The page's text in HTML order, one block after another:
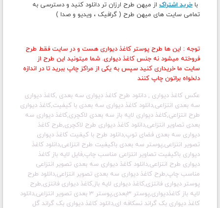
با خرید اشتراک از میهن طرح ارزان تر دانلود کنید و دسترسی به
تمامی سایت های میهن طرح ( گرافیک ، ویدیو و صدا )
توجه : این ها طرح پوستر کاغذ دیواری هست و در سایت فقط طرح
فروخته میشود نه جنس کاغذ دیواری. شما میتونید این طرح از
سایت ما خریداری کنید سپس به یکی از مراکز چاپ ببرید تا در اندازه
دلخواه براتون چاپ کنند
عکس کاغذ دیواری , دانلود طرح کاغذ دیواری سه بعدی ,کاغذ دیواری
سه بعدی انتزاعی,دانلود کاغذ دیواری سه بعدی با کیفیت,کاغذ دیواری
طرح انتزاعی,کاغذ دیواری لایه باز سه بعدی لاکچری,کاغذ دیواری سه
بعدی تصاویر انتزاعی,دانلود کاغذ دیواری طرح لاکچری,طرح کاغذ
دیواری سه بعدی فضای توپ,دانلود طرح با کیفیت کاغذ دیواری
تصویر انتزاعی,پوستر سه بعدی باکیفیت طرح انتزاعی,دانلود کاغذ
دیواری باکیفیت تصاویر انتزاعی مناسب چاپ,فایل لایه باز کاغذ
دیواری طرح انتزاعی,دانلود کاغذ دیواری سه بعدی تصویر انتزاعی
مناسب چاپ,طرح کاغذ دیواری سه بعدی تصویر انتزاعی,دانلود طرح
پوستر دیواری فانتزی,کاغذ دیواری لایه باز,کاغذ دیواری فانتزی,طرح
لایه باز کاغذدیواری,پوستر 3بعدی,پوستر 3 بعدی تصویر انتزاعی,دانلود
کاغذ دیواری بک گراند نسکافه ای,دانلود کاغذ دیواری بک گراند گل